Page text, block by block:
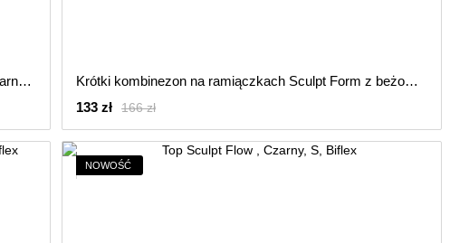
Krótki kombinezon na ramiączkach Sculpt Form z czarną siateczką, Czarny, XS Krótki kombinezon na ramiączkach Sculpt Form z beżową siateczką, Czarny, S
166 zł
133 zł
NOWOŚĆ